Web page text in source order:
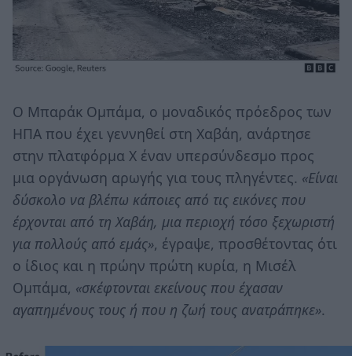
Ο Μπαράκ Ομπάμα, ο μοναδικός πρόεδρος των
ΗΠΑ που έχει γεννηθεί στη Χαβάη, ανάρτησε
στην πλατφόρμα X έναν υπερσύνδεσμο προς
μια οργάνωση αρωγής για τους πληγέντες. «Είναι
δύσκολο να βλέπω κάποιες από τις εικόνες που
έρχονται από τη Χαβάη, μια περιοχή τόσο ξεχωριστή
για πολλούς από εμάς», έγραψε, προσθέτοντας ότι
ο ίδιος και η πρώην πρώτη κυρία, η Μισέλ
Ομπάμα, «σκέφτονται εκείνους που έχασαν
αγαπημένους τους ή που η ζωή τους ανατράπηκε».